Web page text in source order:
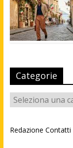
Categorie
Categorie
Redazione Contatti